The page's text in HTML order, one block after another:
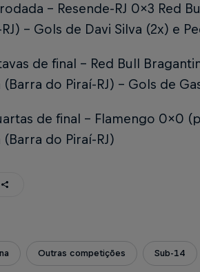
– Resende-RJ 0x3 Red
– Gols de Davi Silva (2x) e
de final – Red Bull
do Piraí-RJ) – Gols de
de final – Flamengo 0x0
do Piraí-RJ)
Outras competições Sub-14